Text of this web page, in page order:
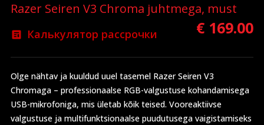
Razer Seiren V3 Chroma juhtmega, must
€ 169.00
Калькулятор рассрочки
Olge nähtav ja kuuldud uuel tasemel Razer Seiren V3
Chromaga – professionaalse RGB-valgustuse kohandamisega
USB-mikrofoniga, mis ületab kõik teised. Vooreaktiivse
valgustuse ja multifunktsionaalse puudutusega vaigistamiseks